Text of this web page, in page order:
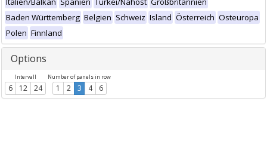
Baden Württemberg Belgien Schweiz Island Österreich Osteuropa
Polen Finnland
Options
Intervall
6 12 24
Number of panels in row
1 2 3 4 6